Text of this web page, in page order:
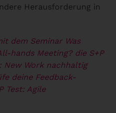
Herausforderung in
dem Seminar Was
hands Meeting? die S+P
New Work nachhaltig
deine Feedback-
Test: Agile